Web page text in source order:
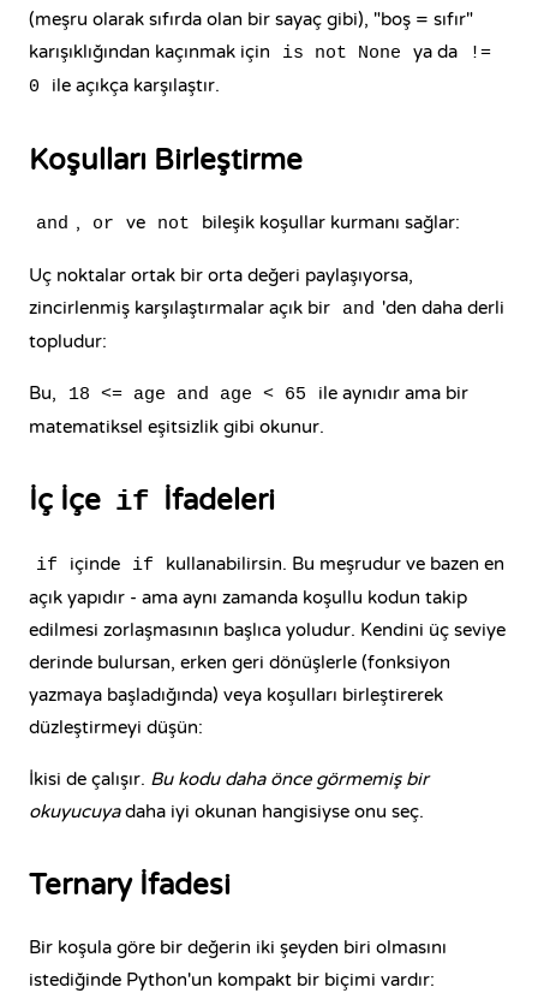
(meşru olarak sıfırda olan bir sayaç gibi), "boş = sıfır"
karışıklığından kaçınmak için
is not None ya da
!=
0
ile açıkça karşılaştır.
Koşulları Birleştirme
and , or ve not bileşik koşullar kurmanı sağlar:
Uç noktalar ortak bir orta değeri paylaşıyorsa,
zincirlenmiş karşılaştırmalar açık bir
and 'den daha derli
topludur:
Bu, 18 <= age and age < 65
ile aynıdır ama bir
matematiksel eşitsizlik gibi okunur.
İç İçe if İfadeleri
if içinde if
kullanabilirsin. Bu meşrudur ve bazen en
açık yapıdır - ama aynı zamanda koşullu kodun takip
edilmesi zorlaşmasının başlıca yoludur. Kendini üç seviye
derinde bulursan, erken geri dönüşlerle (fonksiyon
yazmaya başladığında) veya koşulları birleştirerek
düzleştirmeyi düşün:
İkisi de çalışır. Bu kodu daha önce görmemiş bir
okuyucuyadaha iyi okunan hangisiyse onu seç.
Ternary İfadesi
Bir koşula göre bir değerin iki şeyden biri olmasını
istediğinde Python'un kompakt bir biçimi vardır: